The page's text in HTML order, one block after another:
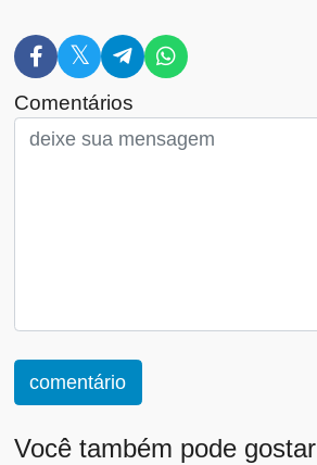
Comentários
comentário
Você também pode gostar